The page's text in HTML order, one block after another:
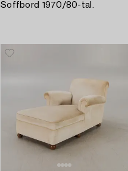
Soffbord 1970/80-tal.